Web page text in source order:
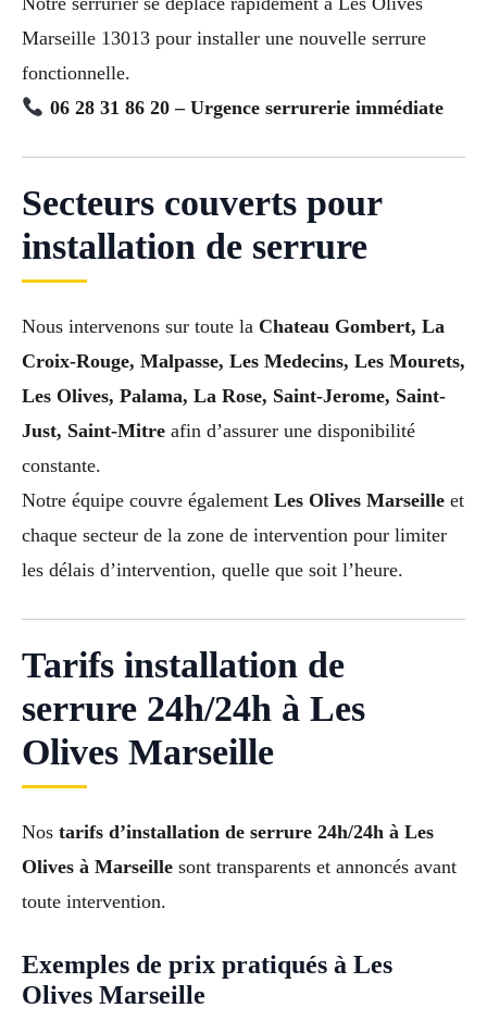
Marseille 13013 pour installer une nouvelle serrure
fonctionnelle.
06 28 31 86 20 – Urgence serrurerie immédiate
Secteurs couverts pour
installation de serrure
Nous intervenons sur toute la Chateau Gombert, La
Croix-Rouge, Malpasse, Les Medecins, Les Mourets,
Les Olives, Palama, La Rose, Saint-Jerome, Saint-
Just, Saint-Mitre afin d’assurer une disponibilité
constante.
Notre équipe couvre également Les Olives Marseille et
chaque secteur de la zone de intervention pour limiter
les délais d’intervention, quelle que soit l’heure.
Tarifs installation de
serrure 24h/24h à Les
Olives Marseille
Nos tarifs d’installation de serrure 24h/24h à Les
Olives à Marseille sont transparents et annoncés avant
toute intervention.
Exemples de prix pratiqués à Les
Olives Marseille